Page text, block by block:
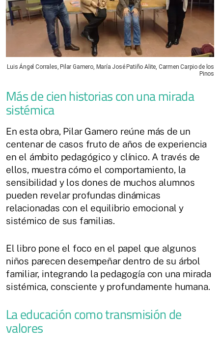
Luis Ángel Corrales, Pilar Gamero, María José Patiño Alite, Carmen Carpio de los
Pinos
Más de cien historias con una mirada
sistémica
En esta obra, Pilar Gamero reúne más de un
centenar de casos fruto de años de experiencia
en el ámbito pedagógico y clínico. A través de
ellos, muestra cómo el comportamiento, la
sensibilidad y los dones de muchos alumnos
pueden revelar profundas dinámicas
relacionadas con el equilibrio emocional y
sistémico de sus familias.
El libro pone el foco en el papel que algunos
niños parecen desempeñar dentro de su árbol
familiar, integrando la pedagogía con una mirada
sistémica, consciente y profundamente humana.
La educación como transmisión de
valores